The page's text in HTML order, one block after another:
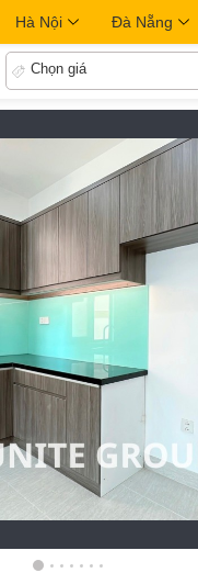
Hà Nội Đà Nẵng
Chọn giá